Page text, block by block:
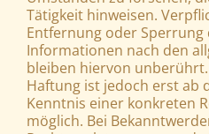
Tätigkeit hinweisen.
Entfernung oder
Informationen nach den
bleiben hiervon
Haftung ist jedoch erst ab
Kenntnis einer konkreten
möglich. Bei